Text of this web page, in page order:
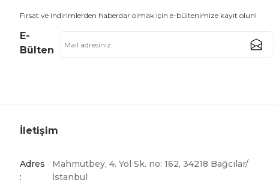
244,99 TL
Fırsat ve indirimlerden haberdar olmak için e-bültenimize kayıt olun!
E-
Bülten
İletişim
Adres
:
Mahmutbey, 4. Yol Sk. no: 162, 34218 Bağcılar/
İstanbul